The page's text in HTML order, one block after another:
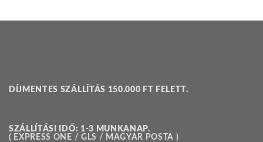
DÍJMENTES SZÁLLÍTÁS 150.000 FT FELETT.
SZÁLLÍTÁSI IDŐ: 1-3 MUNKANAP.
( EXPRESS ONE / GLS / MAGYAR POSTA )